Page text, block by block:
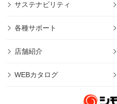
サステナビリティ
各種サポート
店舗紹介
WEBカタログ